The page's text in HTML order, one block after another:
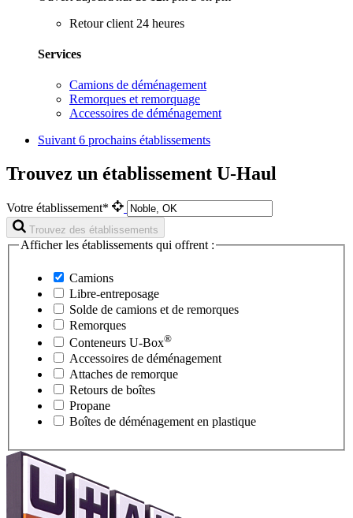
Retour client 24 heures
Services
Camions de déménagement
Remorques et remorquage
Accessoires de déménagement
Suivant 6 prochains établissements
Trouvez un établissement U-Haul
Votre établissement*
Trouvez des établissements
Afficher les établissements qui offrent :
Camions
Libre-entreposage
Solde de camions et de remorques
Remorques
Conteneurs U-Box®
Accessoires de déménagement
Attaches de remorque
Retours de boîtes
Propane
Boîtes de déménagement en plastique